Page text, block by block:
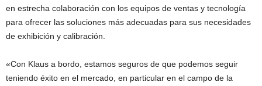
en estrecha colaboración con los equipos de ventas y tecnología
para ofrecer las soluciones más adecuadas para sus necesidades
de exhibición y calibración.
«Con Klaus a bordo, estamos seguros de que podemos seguir
teniendo éxito en el mercado, en particular en el campo de la